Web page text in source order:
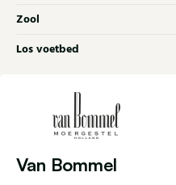
Zool
Los voetbed
Van Bommel